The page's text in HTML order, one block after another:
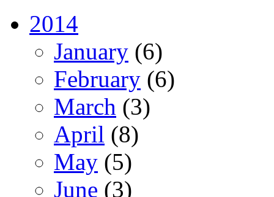
2014
January (6)
February (6)
March (3)
April (8)
May (5)
June (3)